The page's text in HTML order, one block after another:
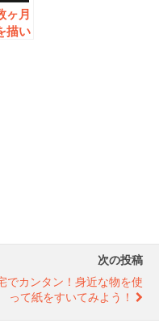
ヶ月
描い
次の投稿
でカンタン！身近な物を使
って紙をすいてみよう！